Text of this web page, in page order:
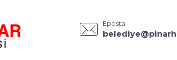
Eposta: